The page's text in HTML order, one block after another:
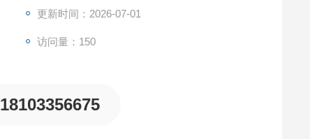
更新时间：2026-07-01
访问量：150
18103356675